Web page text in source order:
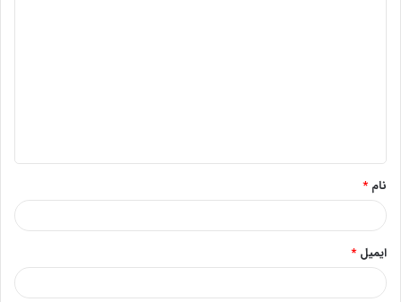
*
نام *
ایمیل *